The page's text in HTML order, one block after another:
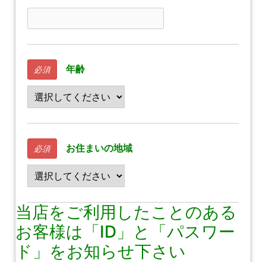
必須 年齢
必須 お住まいの地域
当店をご利用したことのある
お客様は「ID」と「パスワー
ド」をお知らせ下さい